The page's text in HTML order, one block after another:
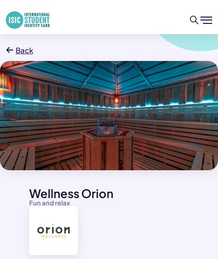
Back
Fun and relax
Wellness Orion